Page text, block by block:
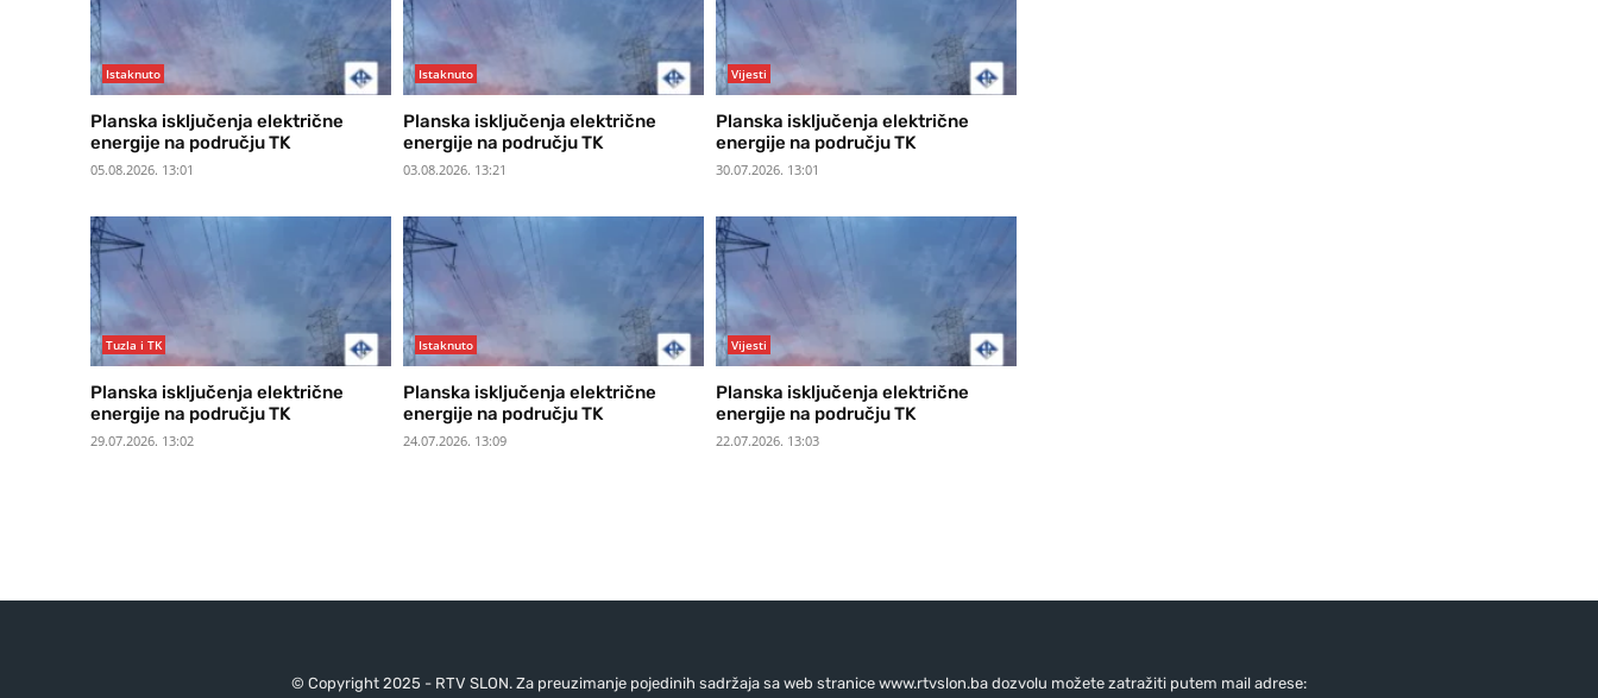
Istaknuto
Planska isključenja električne
energije na području TK
05.08.2026. 13:01
Istaknuto
Planska isključenja električne
energije na području TK
03.08.2026. 13:21
Vijesti
Planska isključenja električne
energije na području TK
30.07.2026. 13:01
Tuzla i TK
Planska isključenja električne
energije na području TK
29.07.2026. 13:02
Istaknuto
Planska isključenja električne
energije na području TK
24.07.2026. 13:09
Vijesti
Planska isključenja električne
energije na području TK
22.07.2026. 13:03
© Copyright 2025 - RTV SLON. Za preuzimanje pojedinih sadržaja sa web stranice www.rtvslon.ba dozvolu možete zatražiti putem mail adrese: